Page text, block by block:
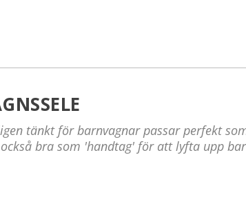
tänkt för barnvagnar passar perfekt
bra som 'handtag' för att lyfta upp